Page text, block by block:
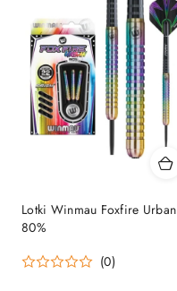
Lotki Winmau Foxfire Urban
80%
(0)